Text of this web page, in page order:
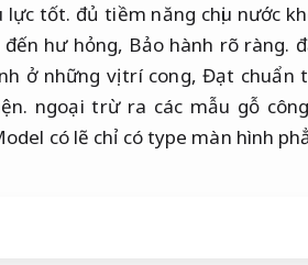
lực tốt. đủ tiềm năng chịu nước
hư hỏng, Bảo hành rõ ràng.
ở những vị trí cong,Đạt chuẩn
ngoại trừ ra các mẫu gỗ
có lẽ chỉ có type màn hình